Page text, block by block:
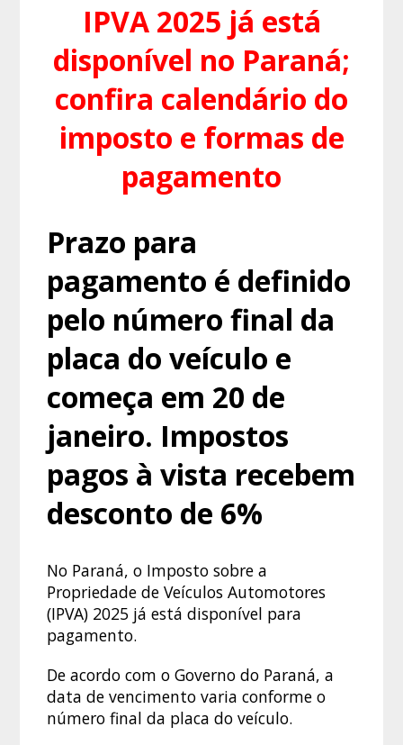
IPVA 2025 já está
disponível no Paraná;
confira calendário do
imposto e formas de
pagamento
Prazo para
pagamento é definido
pelo número final da
placa do veículo e
começa em 20 de
janeiro. Impostos
pagos à vista recebem
desconto de 6%
No Paraná, o Imposto sobre a
Propriedade de Veículos Automotores
(IPVA) 2025 já está disponível para
pagamento.
De acordo com o Governo do Paraná, a
data de vencimento varia conforme o
número final da placa do veículo.